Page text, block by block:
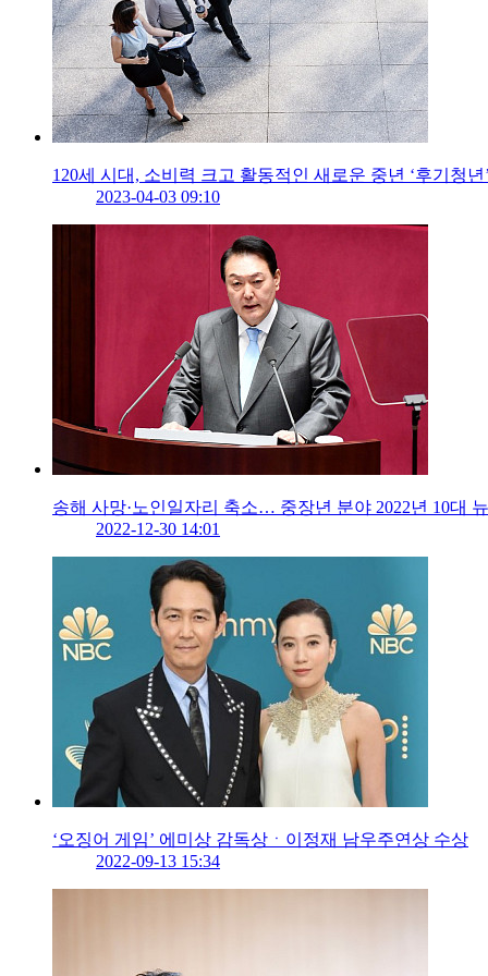
120세 시대, 소비력 크고 활동적인 새로운 중년 ‘후기청년
2023-04-03 09:10
송해 사망·노인일자리 축소… 중장년 분야 2022년 10대
2022-12-30 14:01
‘오징어 게임’ 에미상 감독상ㆍ이정재 남우주연상 수상
2022-09-13 15:34